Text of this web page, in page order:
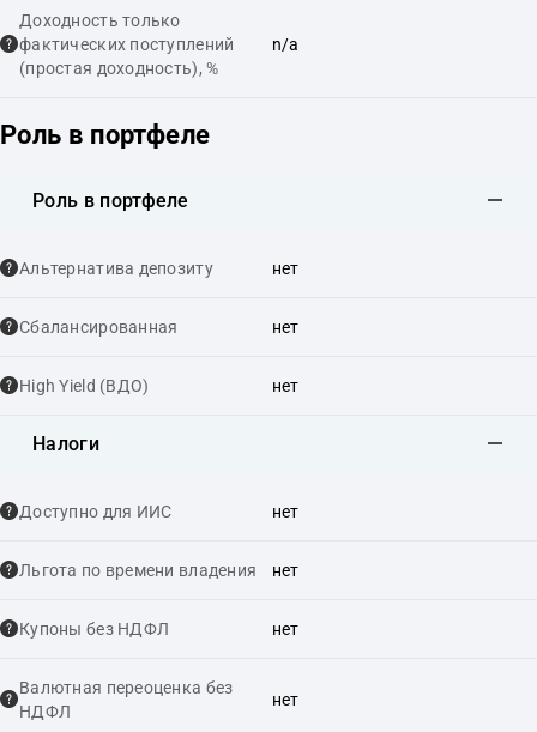
Доходность только
фактических поступлений
(простая доходность), %
n/a
Роль в портфеле
Роль в портфеле
Альтернатива депозиту нет
Сбалансированная нет
High Yield (ВДО) нет
Налоги
Доступно для ИИС нет
Льгота по времени владения нет
Купоны без НДФЛ нет
Валютная переоценка без
НДФЛ
нет